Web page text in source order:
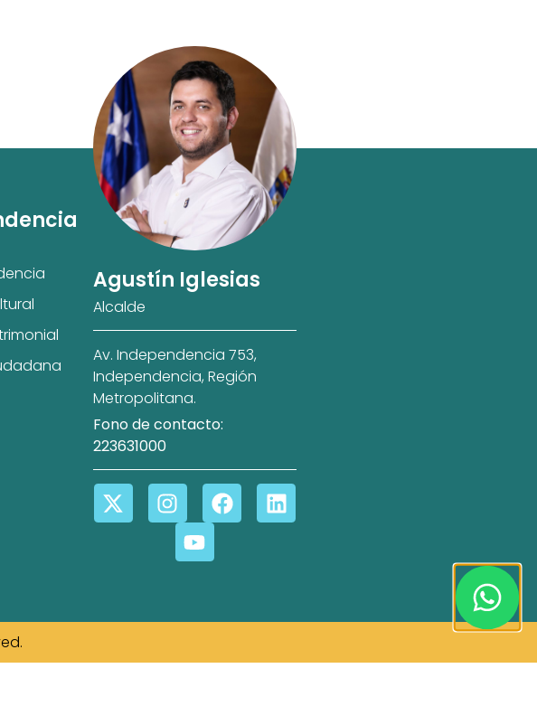
Agustín Iglesias
Alcalde
Av. Independencia 753,
Independencia, Región
Metropolitana.
Fono de contacto:
223631000